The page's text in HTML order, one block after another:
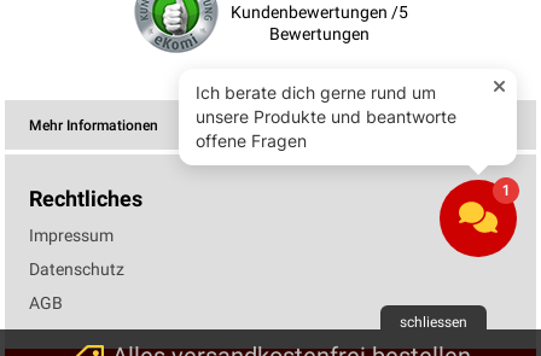
Kundenbewertungen /5
Bewertungen
Mehr Informationen
Rechtliches
Impressum
Datenschutz
AGB
schliessen